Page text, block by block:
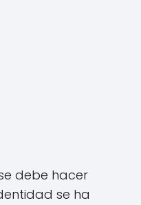
debe hacer
se ha